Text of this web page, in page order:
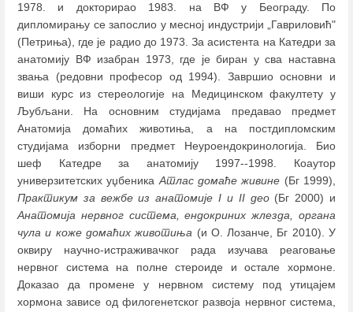
1978. и докторирао 1983. на ВФ у Београду. По
дипломирању се запослио у месној индустрији „Гавриловић"
(Петриња), где је радио до 1973. За асистента на Катедри за
анатомију ВФ изабран 1973, где је биран у сва наставна
звања (редовни професор од 1994). Завршио основни и
виши курс из стереологије на Медицинском факултету у
Љубљани. На основним студијама предавао предмет
Анатомија домаћих животиња, а на постдипломским
студијама изборни предмет Неуроендокринологија. Био
шеф Катедре за анатомију 1997--1998. Коаутор
универзитетских уџбеникаАтлас домаће живине (Бг 1999),
Практикум за вежбе из анатомије I и II део(Бг 2000) и
Анатомија нервног система, ендокриних жлезда, органа
чула и коже домаћих животиња (и О. Лозанче, Бг 2010). У
оквиру научно-истраживачког рада изучава реаговање
нервног система на полне стероиде и остале хормонe.
Доказао да промене у нервном систему под утицајем
хормона зависе од филогенетског развоја нервног система,